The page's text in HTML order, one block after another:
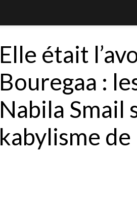
Elle était
Bouregaa :
Nabila Smail
kabylisme de